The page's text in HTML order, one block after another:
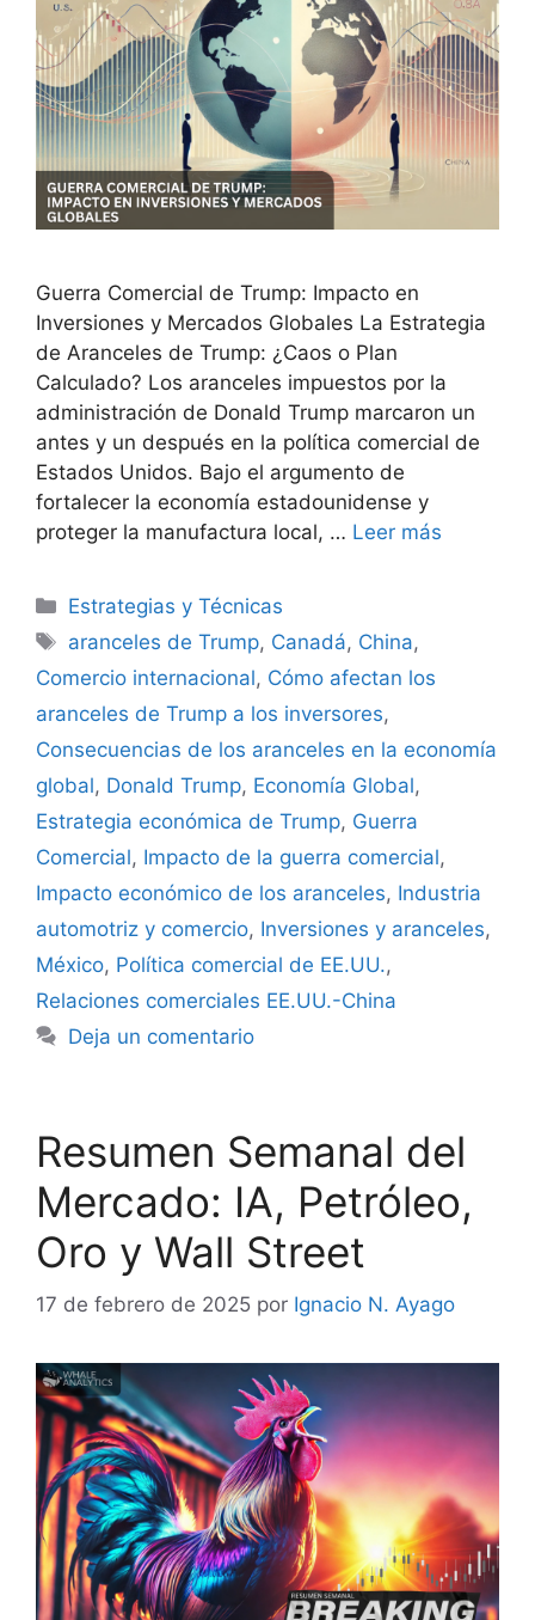
Guerra Comercial de Trump: Impacto en
Inversiones y Mercados Globales La Estrategia
de Aranceles de Trump: ¿Caos o Plan
Calculado? Los aranceles impuestos por la
administración de Donald Trump marcaron un
antes y un después en la política comercial de
Estados Unidos. Bajo el argumento de
fortalecer la economía estadounidense y
proteger la manufactura local, … Leer más
Categorías
Estrategias y Técnicas
Etiquetas
aranceles de Trump, Canadá, China,
Comercio internacional, Cómo afectan los
aranceles de Trump a los inversores,
Consecuencias de los aranceles en la economía
global, Donald Trump, Economía Global,
Estrategia económica de Trump, Guerra
Comercial, Impacto de la guerra comercial,
Impacto económico de los aranceles, Industria
automotriz y comercio, Inversiones y aranceles,
México, Política comercial de EE.UU.,
Relaciones comerciales EE.UU.-China
Deja un comentario
Resumen Semanal del
Mercado: IA, Petróleo,
Oro y Wall Street
17 de febrero de 2025 por Ignacio N. Ayago